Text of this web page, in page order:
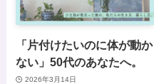
「片付けたいのに体が動か
ない」50代のあなたへ。
2026年3月14日